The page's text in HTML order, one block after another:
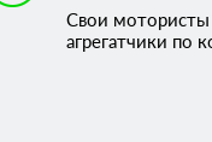
Свои мотористы
агрегатчики по